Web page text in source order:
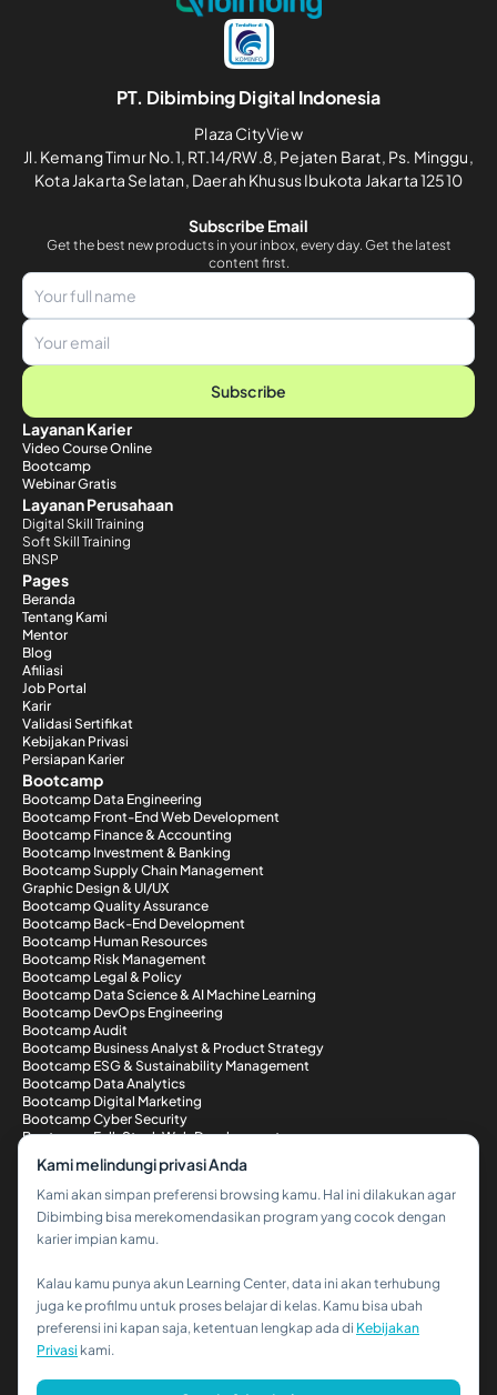
Hi!👋
Kalau kamu butuh bantuan,
PT. Dibimbing Digital Indonesia
Plaza CityView
Jl. Kemang Timur No.1, RT.14/RW.8, Pejaten Barat, Ps. Minggu,
Kota Jakarta Selatan, Daerah Khusus Ibukota Jakarta 12510
Subscribe Email
Get the best new products in your inbox, every day. Get the latest
content first.
Subscribe
Layanan Karier
Video Course Online
Bootcamp
Webinar Gratis
Layanan Perusahaan
Digital Skill Training
Soft Skill Training
BNSP
Pages
Beranda
Tentang Kami
Mentor
Blog
Afiliasi
Job Portal
Karir
Validasi Sertifikat
Kebijakan Privasi
Persiapan Karier
Bootcamp
Bootcamp Data Engineering
Bootcamp Front-End Web Development
Bootcamp Finance & Accounting
Bootcamp Investment & Banking
Bootcamp Supply Chain Management
Graphic Design & UI/UX
Bootcamp Quality Assurance
Bootcamp Back-End Development
Bootcamp Human Resources
Bootcamp Risk Management
Bootcamp Legal & Policy
Bootcamp Data Science & AI Machine Learning
Bootcamp DevOps Engineering
Bootcamp Audit
Bootcamp Business Analyst & Product Strategy
Bootcamp ESG & Sustainability Management
Bootcamp Data Analytics
Bootcamp Digital Marketing
Bootcamp Cyber Security
Bootcamp Full-Stack Web Development
Metode Pembayaran
Kami melindungi privasi Anda
Kami akan simpan preferensi browsing kamu. Hal ini dilakukan agar
Dibimbing bisa merekomendasikan program yang cocok dengan
karier impian kamu.
Kalau kamu punya akun Learning Center, data ini akan terhubung
juga ke profilmu untuk proses belajar di kelas. Kamu bisa ubah
preferensi ini kapan saja, ketentuan lengkap ada di Kebijakan
Privasi kami.